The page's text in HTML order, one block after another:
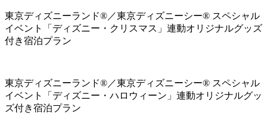
東京ディズニーランド®／東京ディズニーシー® スペシャル
イベント「ディズニー・クリスマス」連動オリジナルグッズ
付き宿泊プラン
東京ディズニーランド®／東京ディズニーシー® スペシャル
イベント「ディズニー・ハロウィーン」連動オリジナルグッ
ズ付き宿泊プラン